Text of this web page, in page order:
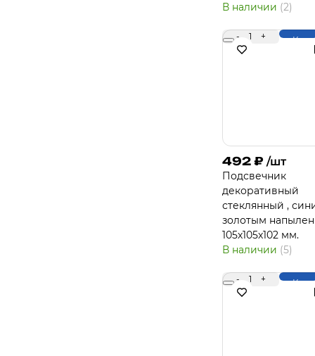
В наличии (2)
- 1 +
492 ₽ /шт
Подсвечник
декоративный
стеклянный ,
золотым
105х105х102 мм.
В наличии (5)
- 1 +